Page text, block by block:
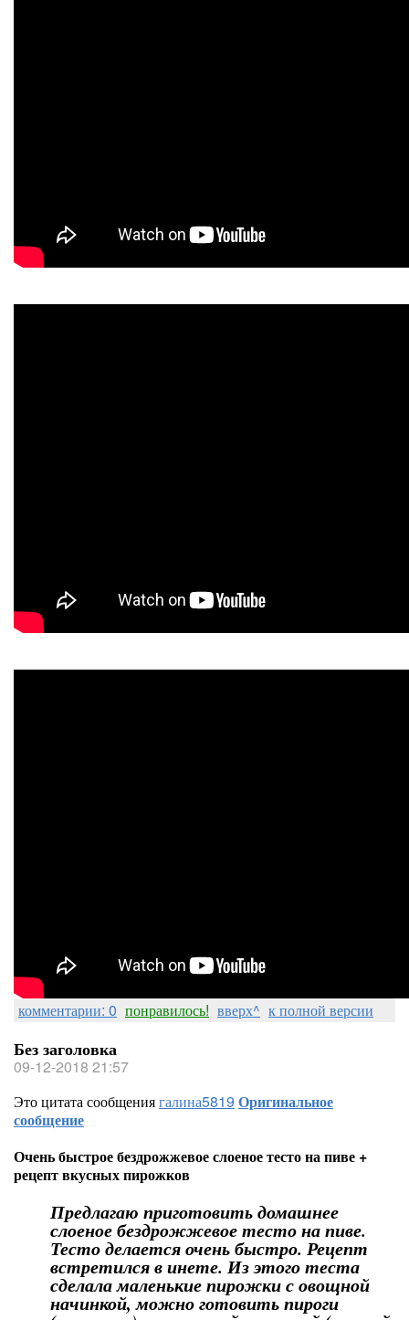
комментарии: 0 понравилось! вверх^ к полной версии
Без заголовка
09-12-2018 21:57
Это цитата сообщениягалина5819 Оригинальное
сообщение
Очень быстрое бездрожжевое слоеное тесто на пиве +
рецепт вкусных пирожков
Предлагаю приготовить домашнее
слоеное бездрожжевое тесто на пиве.
Тесто делается очень быстро. Рецепт
встретился в инете. Из этого теста
сделала маленькие пирожки с овощной
начинкой, можно готовить пироги